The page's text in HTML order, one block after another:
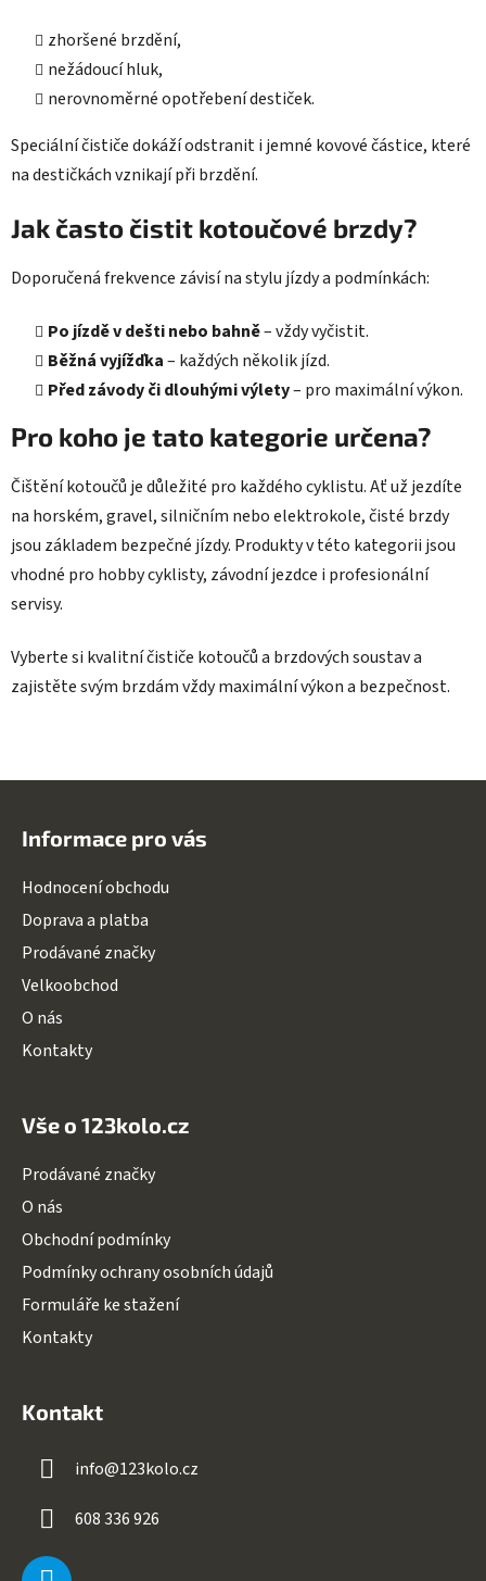
zhoršené brzdění,
nežádoucí hluk,
nerovnoměrné opotřebení destiček.
Speciální čističe dokáží odstranit i jemné kovové částice, které
na destičkách vznikají při brzdění.
Jak často čistit kotoučové brzdy?
Doporučená frekvence závisí na stylu jízdy a podmínkách:
Po jízdě v dešti nebo bahně– vždy vyčistit.
Běžná vyjížďka– každých několik jízd.
Před závody či dlouhými výlety– pro maximální výkon.
Pro koho je tato kategorie určena?
Čištění kotoučů je důležité pro každého cyklistu. Ať už jezdíte
na horském, gravel, silničním nebo elektrokole, čisté brzdy
jsou základem bezpečné jízdy. Produkty v této kategorii jsou
vhodné pro hobby cyklisty, závodní jezdce i profesionální
servisy.
Vyberte si kvalitní čističe kotoučů a brzdových soustav a
zajistěte svým brzdám vždy maximální výkon a bezpečnost.
Informace pro vás
Hodnocení obchodu
Doprava a platba
Prodávané značky
Velkoobchod
O nás
Kontakty
Vše o 123kolo.cz
Prodávané značky
O nás
Obchodní podmínky
Podmínky ochrany osobních údajů
Formuláře ke stažení
Kontakty
Kontakt
info@123kolo.cz
608 336 926